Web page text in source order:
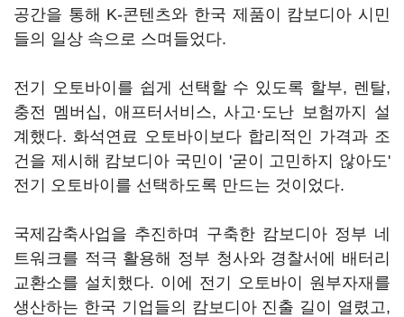
공간을 통해 K-콘텐츠와 한국 제품이 캄보디아 시민
들의 일상 속으로 스며들었다.
전기 오토바이를 쉽게 선택할 수 있도록 할부, 렌탈,
충전 멤버십, 애프터서비스, 사고·도난 보험까지 설
계했다. 화석연료 오토바이보다 합리적인 가격과 조
건을 제시해 캄보디아 국민이 '굳이 고민하지 않아도'
전기 오토바이를 선택하도록 만드는 것이었다.
국제감축사업을 추진하며 구축한 캄보디아 정부 네
트워크를 적극 활용해 정부 청사와 경찰서에 배터리
교환소를 설치했다. 이에 전기 오토바이 원부자재를
생산하는 한국 기업들의 캄보디아 진출 길이 열렸고,